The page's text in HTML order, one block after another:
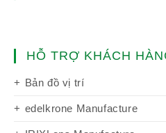
HỖ TRỢ KHÁCH
Bản đồ vị trí
edelkrone Manufacture